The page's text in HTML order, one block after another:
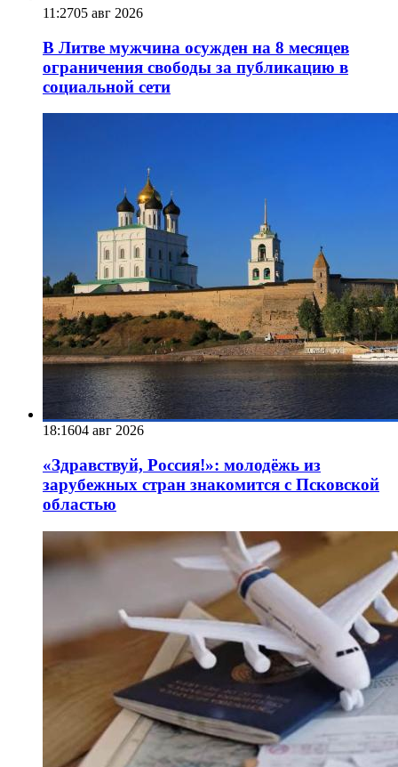
11:2705 авг 2026
В Литве мужчина осужден на 8 месяцев
ограничения свободы за публикацию в
социальной сети
18:1604 авг 2026
«Здравствуй, Россия!»: молодёжь из
зарубежных стран знакомится с Псковской
областью